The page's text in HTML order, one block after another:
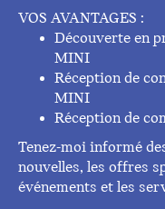
VOS AVANTAGES :
Découverte en
MINI
Réception de
MINI
Réception de
Tenez-moi informé
nouvelles, les offres
événements et les